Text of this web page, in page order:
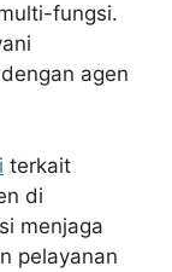
fungsi.
agen
terkait
di
menjaga
pelayanan